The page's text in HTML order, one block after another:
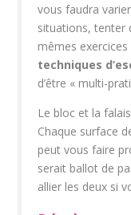
vous faudra
situations, tenter
mêmes
techniques
d’être « multi-
Le bloc et la
Chaque surface
peut vous faire
serait ballot de
allier les deux si